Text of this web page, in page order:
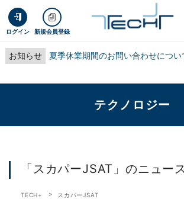
ログイン 新規会員登録
お知らせ 夏季休業期間のお問い合わせについ
テクノロジー
「スカパーJSAT」のニュー
TECH+ スカパーJSAT